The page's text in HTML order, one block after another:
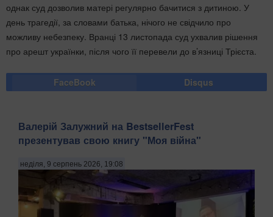
однак суд дозволив матері регулярно бачитися з дитиною. У
день трагедії, за словами батька, нічого не свідчило про
можливу небезпеку. Вранці 13 листопада суд ухвалив рішення
про арешт українки, після чого її перевели до в’язниці Трієста.
FaceBook Disqus
Валерій Залужний на BestsellerFest
презентував свою книгу "Моя війна"
неділя, 9 серпень 2026, 19:08